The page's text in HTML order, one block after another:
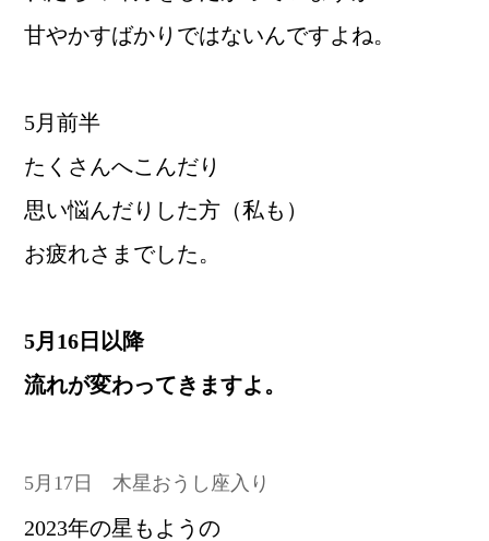
甘やかすばかりではないんですよね。
5月前半
たくさんへこんだり
思い悩んだりした方（私も）
お疲れさまでした。
5月16日以降
流れが変わってきますよ。
5月17日 木星おうし座入り
2023年の星もようの